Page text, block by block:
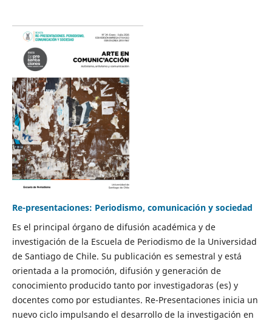
Re-presentaciones: Periodismo, comunicación y sociedad
Es el principal órgano de difusión académica y de
investigación de la Escuela de Periodismo de la Universidad
de Santiago de Chile. Su publicación es semestral y está
orientada a la promoción, difusión y generación de
conocimiento producido tanto por investigadoras (es) y
docentes como por estudiantes. Re-Presentaciones inicia un
nuevo ciclo impulsando el desarrollo de la investigación en